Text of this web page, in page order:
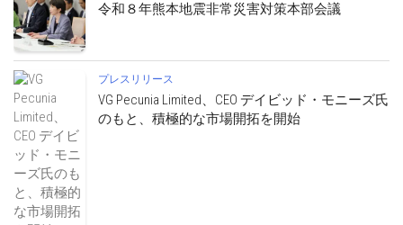
令和８年熊本地震非常災害対策本部会議
プレスリリース
VG Pecunia Limited、CEO デイビッド・モニーズ氏
のもと、積極的な市場開拓を開始